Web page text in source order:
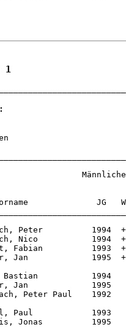
1
Männliche
JG
Peter
Nico           1994
Fabian
Jan
Bastian
Jan             1995
Peter Paul
Paul
Jonas          1995